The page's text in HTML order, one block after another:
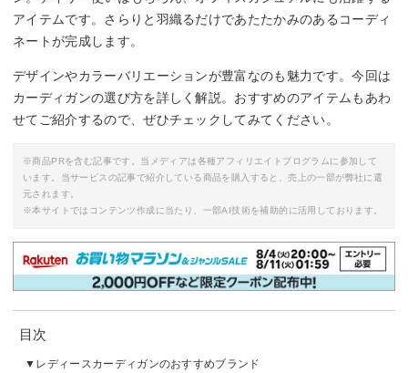
アイテムです。さらりと羽織るだけであたたかみのあるコーディ
ネートが完成します。
デザインやカラーバリエーションが豊富なのも魅力です。今回は
カーディガンの選び方を詳しく解説。おすすめのアイテムもあわ
せてご紹介するので、ぜひチェックしてみてください。
※商品PRを含む記事です。当メディアは各種アフィリエイトプログラムに参加して
います。当サービスの記事で紹介している商品を購入すると、売上の一部が弊社に還
元されます。
※本サイトではコンテンツ作成に当たり、一部AI技術を補助的に活用しております。
目次
レディースカーディガンのおすすめブランド